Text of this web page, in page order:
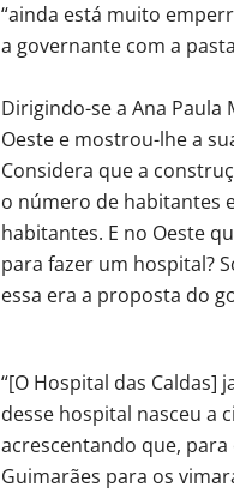
“ainda está muito
a governante com a
Dirigindo-se a Ana Paula
Oeste e mostrou-lhe a
Considera que a
o número de habitantes
habitantes. E no Oeste
para fazer um hospital?
essa era a proposta do
“[O Hospital das Caldas]
desse hospital nasceu a
acrescentando que,
Guimarães para os